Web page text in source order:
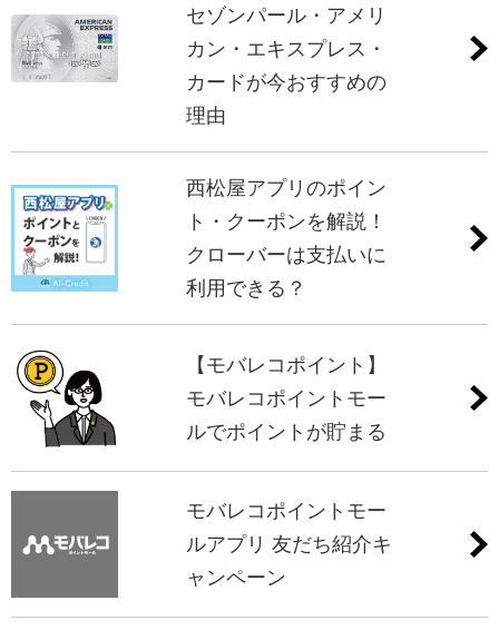
セゾンパール・アメリ
カン・エキスプレス・
カードが今おすすめの
理由
西松屋アプリのポイン
ト・クーポンを解説！
クローバーは支払いに
利用できる？
【モバレコポイント】
モバレコポイントモー
ルでポイントが貯まる
モバレコポイントモー
ルアプリ 友だち紹介キ
ャンペーン